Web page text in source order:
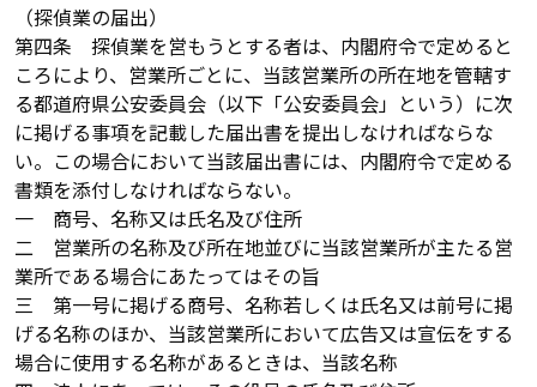
（探偵業の届出）
第四条 探偵業を営もうとする者は、内閣府令で定めると
ころにより、営業所ごとに、当該営業所の所在地を管轄す
る都道府県公安委員会（以下「公安委員会」という）に次
に掲げる事項を記載した届出書を提出しなければならな
い。この場合において当該届出書には、内閣府令で定める
書類を添付しなければならない。
一 商号、名称又は氏名及び住所
二 営業所の名称及び所在地並びに当該営業所が主たる営
業所である場合にあたってはその旨
三 第一号に掲げる商号、名称若しくは氏名又は前号に掲
げる名称のほか、当該営業所において広告又は宣伝をする
場合に使用する名称があるときは、当該名称